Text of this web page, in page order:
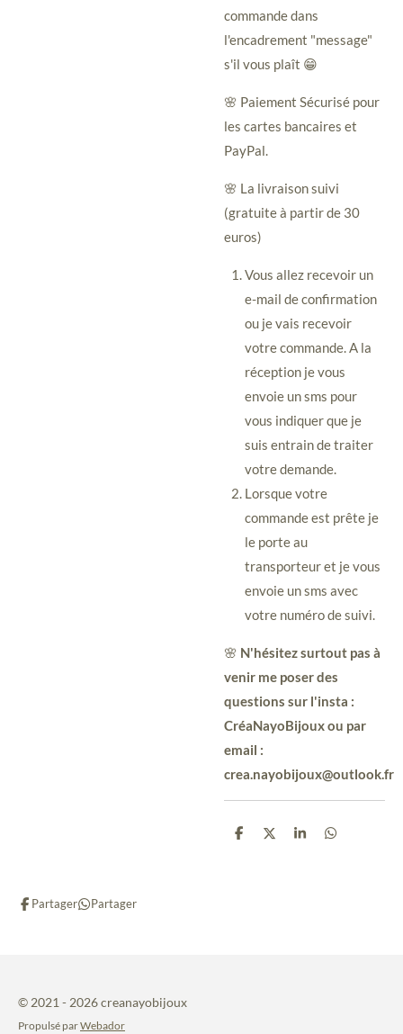
commande dans
l'encadrement "message"
s'il vous plaît 😁
🌸 Paiement Sécurisé pour
les cartes bancaires et
PayPal.
🌸 La livraison suivi
(gratuite à partir de 30
euros)
Vous allez recevoir un
e-mail de confirmation
ou je vais recevoir
votre commande. A la
réception je vous
envoie un sms pour
vous indiquer que je
suis entrain de traiter
votre demande.
Lorsque votre
commande est prête je
le porte au
transporteur et je vous
envoie un sms avec
votre numéro de suivi.
🌸 N'hésitez surtout pas à
venir me poser des
questions sur l'insta :
CréaNayoBijoux ou par
email :
crea.nayobijoux@outlook.fr
P
P
P
P
Partager Partager
© 2021 - 2026 creanayobijoux
Propulsé parWebador